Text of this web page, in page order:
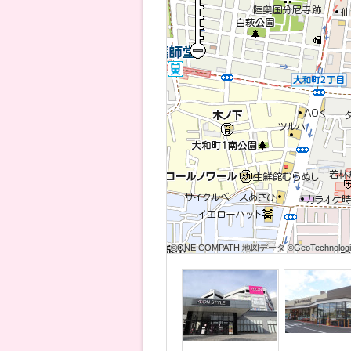
©ONE COMPATH 地図データ
©ONE COMPATH 地図データ
©ONE COMPATH 地図データ
©ONE COMPATH 地図データ
©ONE COMPATH 地図データ
©ONE COMPATH 地図データ
©ONE COMPATH 地図データ
©ONE COMPATH 地図データ
©ONE COMPATH 地図データ